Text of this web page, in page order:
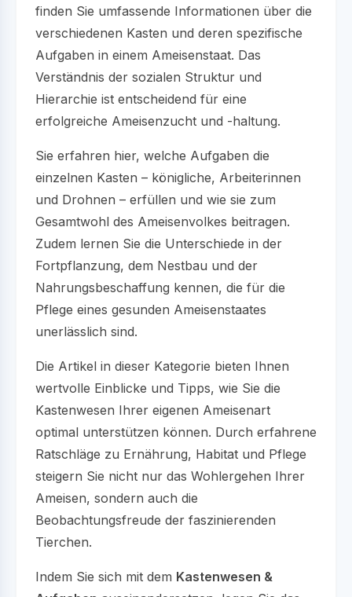
finden Sie umfassende Informationen über die
verschiedenen Kasten und deren spezifische
Aufgaben in einem Ameisenstaat. Das
Verständnis der sozialen Struktur und
Hierarchie ist entscheidend für eine
erfolgreiche Ameisenzucht und -haltung.
Sie erfahren hier, welche Aufgaben die
einzelnen Kasten – königliche, Arbeiterinnen
und Drohnen – erfüllen und wie sie zum
Gesamtwohl des Ameisenvolkes beitragen.
Zudem lernen Sie die Unterschiede in der
Fortpflanzung, dem Nestbau und der
Nahrungsbeschaffung kennen, die für die
Pflege eines gesunden Ameisenstaates
unerlässlich sind.
Die Artikel in dieser Kategorie bieten Ihnen
wertvolle Einblicke und Tipps, wie Sie die
Kastenwesen Ihrer eigenen Ameisenart
optimal unterstützen können. Durch erfahrene
Ratschläge zu Ernährung, Habitat und Pflege
steigern Sie nicht nur das Wohlergehen Ihrer
Ameisen, sondern auch die
Beobachtungsfreude der faszinierenden
Tierchen.
Indem Sie sich mit dem Kastenwesen &